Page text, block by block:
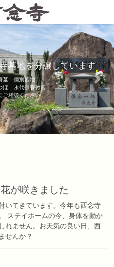
す
Next
が咲きました
いてきています。今年も西念寺
ステイホームの今、身体を動か
れません。お天気の良い日、西
せんか？